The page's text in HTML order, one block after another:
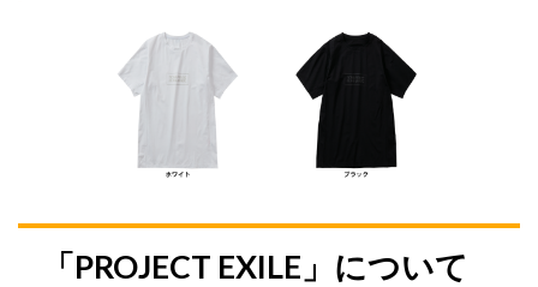
「PROJECT EXILE」について